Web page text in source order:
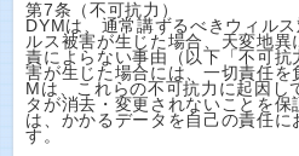
第7条（不可抗力）
DYMは、通常講ずるべきウィル
ルス被害が生じた場合、天変地
責によらない事由（以下「不可抗
害が生じた場合には、一切責任
Mは、これらの不可抗力に起因し
タが消去・変更されないことを
は、かかるデータを自己の責任に
す。